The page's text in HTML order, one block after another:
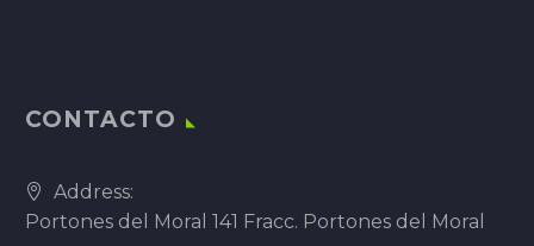
CONTACTO
Address:
Portones del Moral 141 Fracc. Portones del Moral